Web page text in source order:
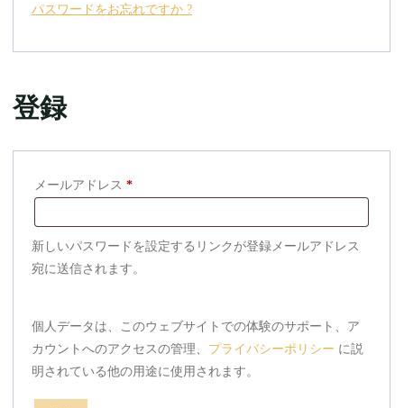
パスワードをお忘れですか ?
登録
メールアドレス*必
新しいパスワードを設定するリンクが登録メールアドレス
宛に送信されます。
個人データは、このウェブサイトでの体験のサポート、ア
カウントへのアクセスの管理、 プライバシーポリシー に説
明されている他の用途に使用されます。